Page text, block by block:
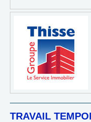
TRAVAIL